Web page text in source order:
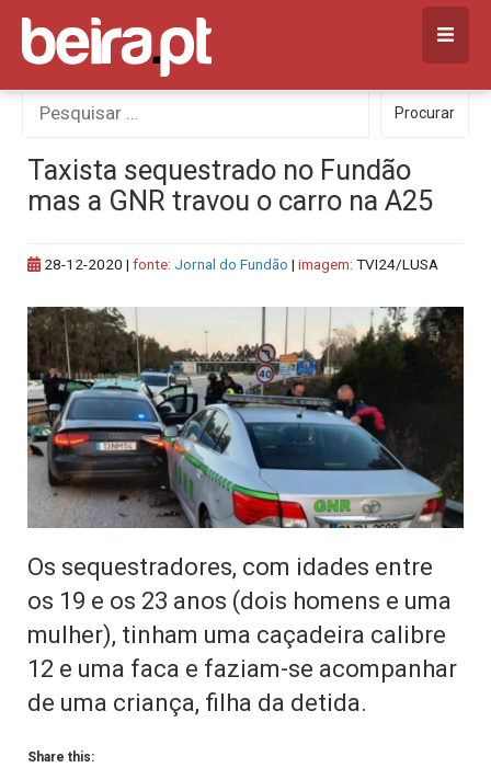
Skip
content
Procurar
por:
Procurar
Taxista sequestrado no Fundão
mas a GNR travou o carro na A25
28-12-2020 | fonte: Jornal do Fundão | imagem: TVI24/LUSA
Os sequestradores, com idades entre
os 19 e os 23 anos (dois homens e uma
mulher), tinham uma caçadeira calibre
12 e uma faca e faziam-se acompanhar
de uma criança, filha da detida.
Share this: